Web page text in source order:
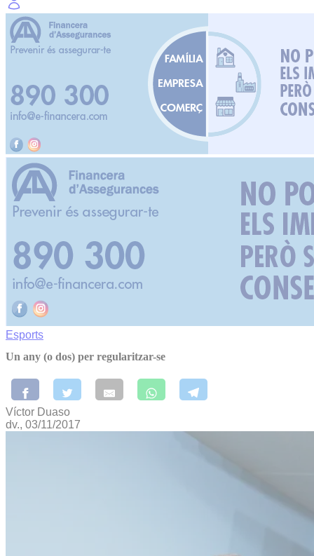
Esports
Un any (o dos) per regularitzar-se
Víctor Duaso
dv., 03/11/2017